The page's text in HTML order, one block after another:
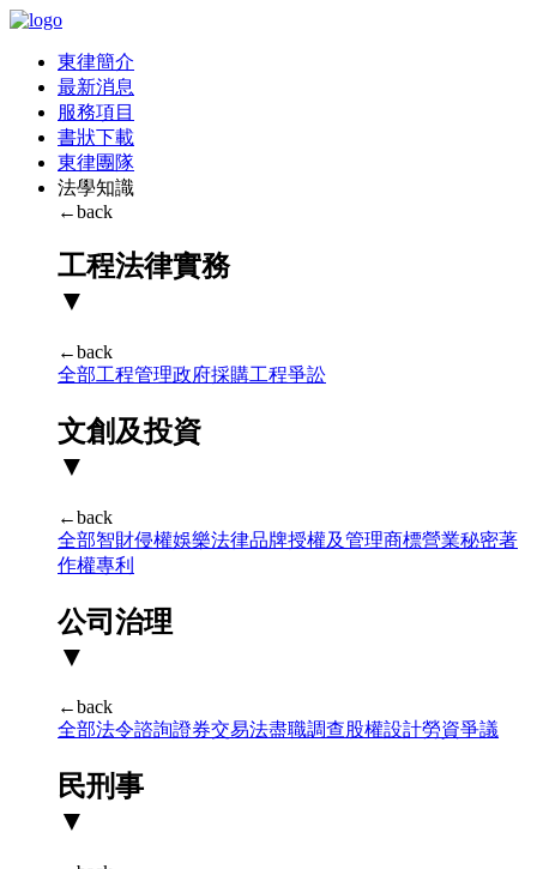
東律簡介
最新消息
服務項目
書狀下載
東律團隊
法學知識
←back
工程法律實務
▼
←back
全部工程管理政府採購工程爭訟
文創及投資
▼
←back
全部智財侵權娛樂法律品牌授權及管理商標營業秘密著
作權專利
公司治理
▼
←back
全部法令諮詢證券交易法盡職調查股權設計勞資爭議
民刑事
▼